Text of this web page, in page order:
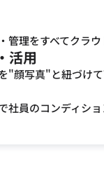
管理をすべてクラ
活用
"顔写真"と紐づけ
社員のコンディシ